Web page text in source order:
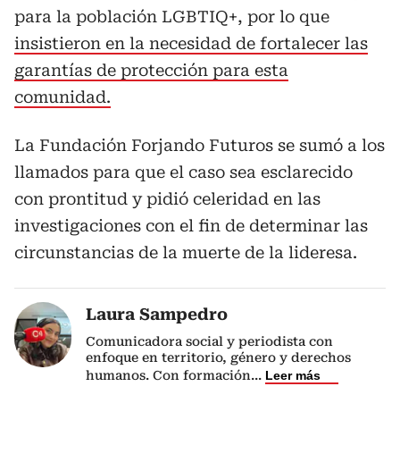
para la población LGBTIQ+, por lo que
insistieron en la necesidad de fortalecer las
garantías de protección para esta
comunidad.
La Fundación Forjando Futuros se sumó a los
llamados para que el caso sea esclarecido
con prontitud y pidió celeridad en las
investigaciones con el fin de determinar las
circunstancias de la muerte de la lideresa.
Laura Sampedro
Comunicadora social y periodista con
enfoque en territorio, género y derechos
humanos. Con formación... Leer más